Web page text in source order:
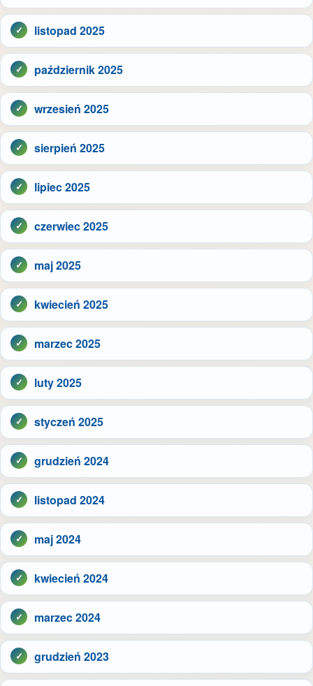
listopad 2025
październik 2025
wrzesień 2025
sierpień 2025
lipiec 2025
czerwiec 2025
maj 2025
kwiecień 2025
marzec 2025
luty 2025
styczeń 2025
grudzień 2024
listopad 2024
maj 2024
kwiecień 2024
marzec 2024
grudzień 2023